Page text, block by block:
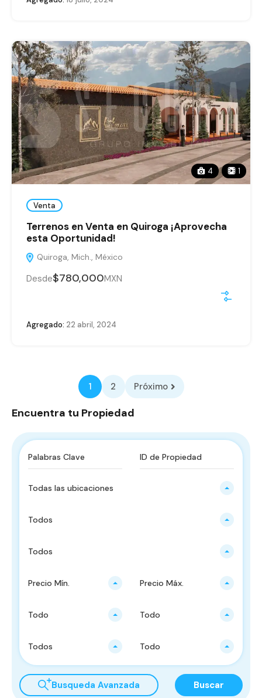
4 1
Venta
Terrenos en Venta en Quiroga ¡Aprovecha
esta Oportunidad!
Quiroga, Mich., México
Desde$780,000MXN
Agregado: 22 abril, 2024
1 2 Próximo
Encuentra tu Propiedad
Todas las ubicaciones
Todos
Todos
Precio Mín. Precio Máx.
Todo Todo
Todos Todo
Busqueda Avanzada Buscar